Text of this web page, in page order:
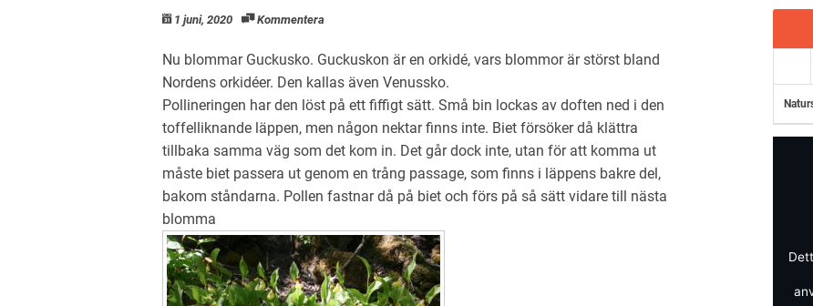
1 juni, 2020 Kommentera
Nu blommar Guckusko. Guckuskon är en orkidé, vars blommor är störst bland
Nordens orkidéer. Den kallas även Venussko.
Pollineringen har den löst på ett fiffigt sätt. Små bin lockas av doften ned i den
toffelliknande läppen, men någon nektar finns inte. Biet försöker då klättra
tillbaka samma väg som det kom in. Det går dock inte, utan för att komma ut
måste biet passera ut genom en trång passage, som finns i läppens bakre del,
bakom ståndarna. Pollen fastnar då på biet och förs på så sätt vidare till nästa
blomma